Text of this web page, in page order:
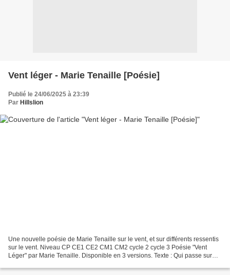
Vent léger - Marie Tenaille [Poésie]
Publié le 24/06/2025 à 23:39
Par Hillslion
Une nouvelle poésie de Marie Tenaille sur le vent, et sur différents ressentis
sur le vent. Niveau CP CE1 CE2 CM1 CM2 cycle 2 cycle 3 Poésie "Vent
Léger" par Marie Tenaille. Disponible en 3 versions. Texte : Qui passe sur